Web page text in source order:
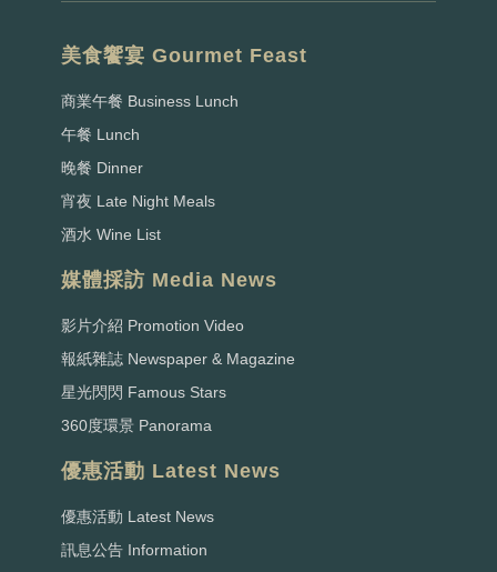
美食饗宴 Gourmet Feast
商業午餐 Business Lunch
午餐 Lunch
晚餐 Dinner
宵夜 Late Night Meals
酒水 Wine List
媒體採訪 Media News
影片介紹 Promotion Video
報紙雜誌 Newspaper & Magazine
星光閃閃 Famous Stars
360度環景 Panorama
優惠活動 Latest News
優惠活動 Latest News
訊息公告 Information